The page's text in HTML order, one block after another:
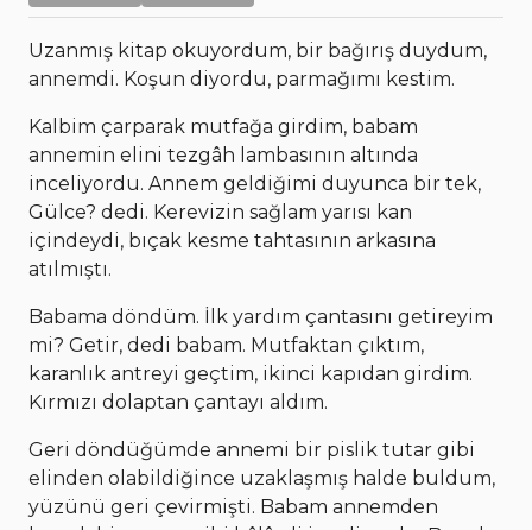
Uzanmış kitap okuyordum, bir bağırış duydum,
annemdi. Koşun diyordu, parmağımı kestim.
Kalbim çarparak mutfağa girdim, babam
annemin elini tezgâh lambasının altında
inceliyordu. Annem geldiğimi duyunca bir tek,
Gülce? dedi. Kerevizin sağlam yarısı kan
içindeydi, bıçak kesme tahtasının arkasına
atılmıştı.
Babama döndüm. İlk yardım çantasını getireyim
mi? Getir, dedi babam. Mutfaktan çıktım,
karanlık antreyi geçtim, ikinci kapıdan girdim.
Kırmızı dolaptan çantayı aldım.
Geri döndüğümde annemi bir pislik tutar gibi
elinden olabildiğince uzaklaşmış halde buldum,
yüzünü geri çevirmişti. Babam annemden